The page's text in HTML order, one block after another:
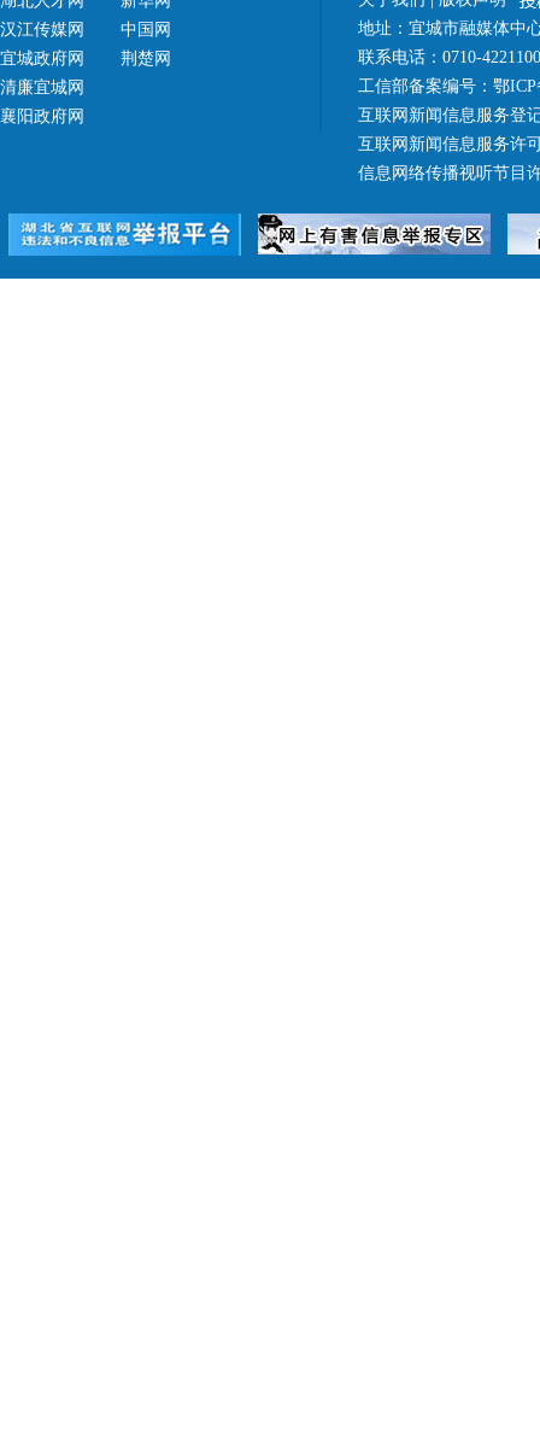
汉江传媒网
宜城政府网
清廉宜城网
襄阳政府网
中国网
荆楚网
地址：宜城市融媒体中
联系电话：0710-
工信部备案编号： 鄂ICP
互联网新闻信息服务登
互联网新闻信息服务许
信息网络传播视听节目